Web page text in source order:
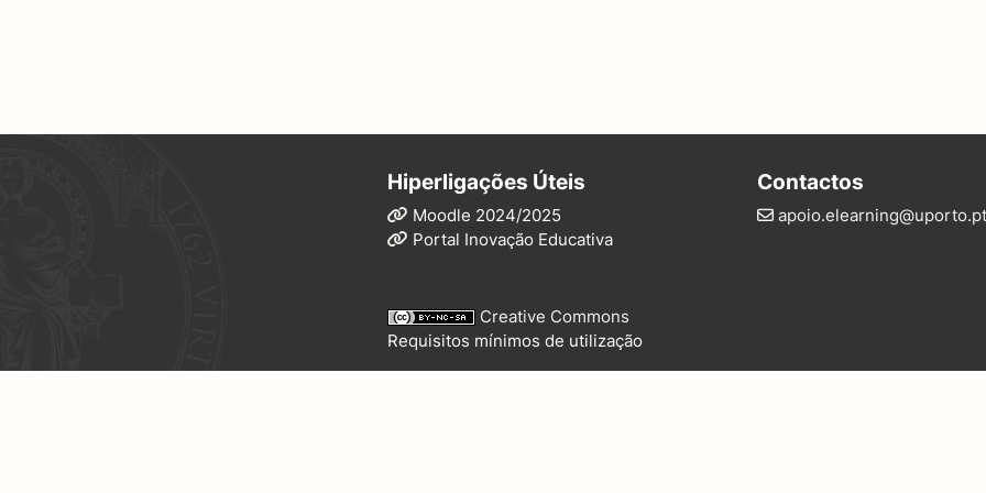
Hiperligações Úteis
Moodle 2024/2025
Portal Inovação Educativa
Contactos
apoio.elearning@uporto.pt
Creative Commons
Requisitos mínimos de utilização